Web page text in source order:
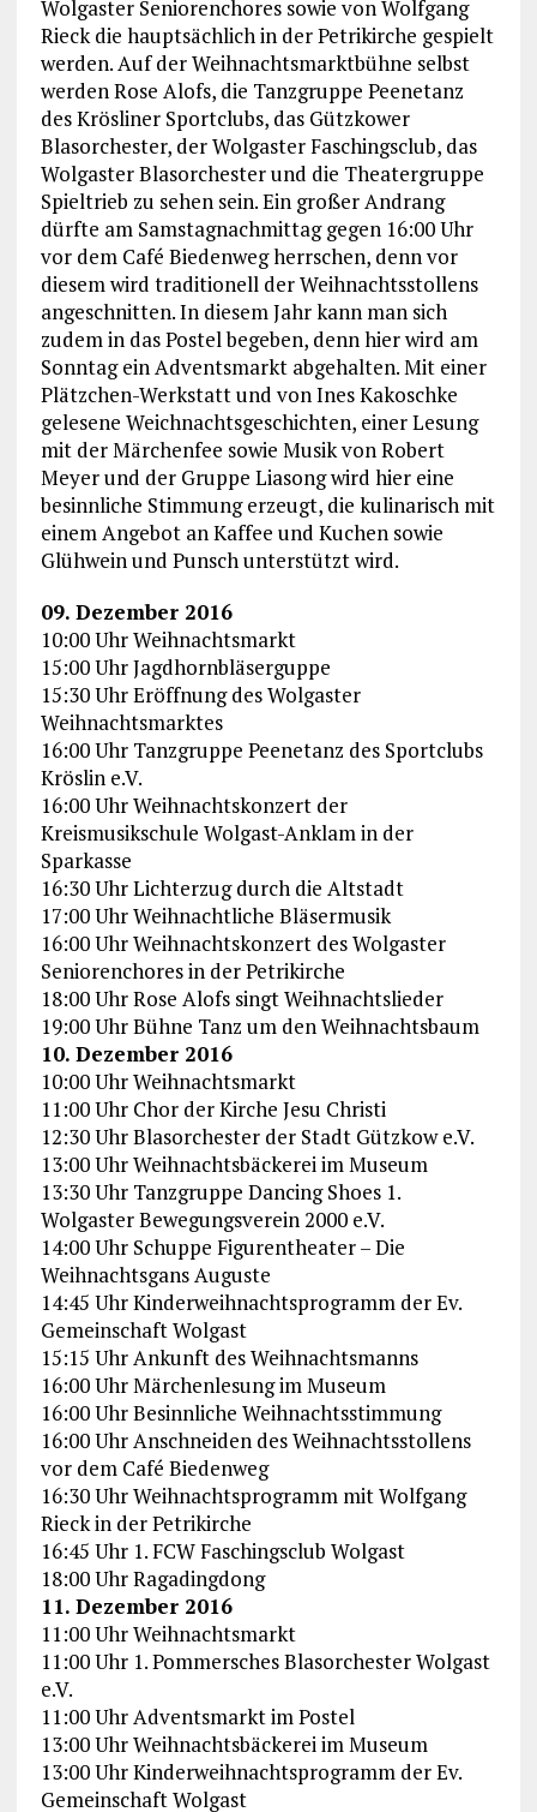
Wolgaster Seniorenchores sowie von Wolfgang
Rieck die hauptsächlich in der Petrikirche gespielt
werden. Auf der Weihnachtsmarktbühne selbst
werden Rose Alofs, die Tanzgruppe Peenetanz
des Krösliner Sportclubs, das Gützkower
Blasorchester, der Wolgaster Faschingsclub, das
Wolgaster Blasorchester und die Theatergruppe
Spieltrieb zu sehen sein. Ein großer Andrang
dürfte am Samstagnachmittag gegen 16:00 Uhr
vor dem Café Biedenweg herrschen, denn vor
diesem wird traditionell der Weihnachtsstollens
angeschnitten. In diesem Jahr kann man sich
zudem in das Postel begeben, denn hier wird am
Sonntag ein Adventsmarkt abgehalten. Mit einer
Plätzchen-Werkstatt und von Ines Kakoschke
gelesene Weichnachtsgeschichten, einer Lesung
mit der Märchenfee sowie Musik von Robert
Meyer und der Gruppe Liasong wird hier eine
besinnliche Stimmung erzeugt, die kulinarisch mit
einem Angebot an Kaffee und Kuchen sowie
Glühwein und Punsch unterstützt wird.
09. Dezember 2016
10:00 Uhr Weihnachtsmarkt
15:00 Uhr Jagdhornbläserguppe
15:30 Uhr Eröffnung des Wolgaster
Weihnachtsmarktes
16:00 Uhr Tanzgruppe Peenetanz des Sportclubs
Kröslin e.V.
16:00 Uhr Weihnachtskonzert der
Kreismusikschule Wolgast-Anklam in der
Sparkasse
16:30 Uhr Lichterzug durch die Altstadt
17:00 Uhr Weihnachtliche Bläsermusik
16:00 Uhr Weihnachtskonzert des Wolgaster
Seniorenchores in der Petrikirche
18:00 Uhr Rose Alofs singt Weihnachtslieder
19:00 Uhr Bühne Tanz um den Weihnachtsbaum
10. Dezember 2016
10:00 Uhr Weihnachtsmarkt
11:00 Uhr Chor der Kirche Jesu Christi
12:30 Uhr Blasorchester der Stadt Gützkow e.V.
13:00 Uhr Weihnachtsbäckerei im Museum
13:30 Uhr Tanzgruppe Dancing Shoes 1.
Wolgaster Bewegungsverein 2000 e.V.
14:00 Uhr Schuppe Figurentheater – Die
Weihnachtsgans Auguste
14:45 Uhr Kinderweihnachtsprogramm der Ev.
Gemeinschaft Wolgast
15:15 Uhr Ankunft des Weihnachtsmanns
16:00 Uhr Märchenlesung im Museum
16:00 Uhr Besinnliche Weihnachtsstimmung
16:00 Uhr Anschneiden des Weihnachtsstollens
vor dem Café Biedenweg
16:30 Uhr Weihnachtsprogramm mit Wolfgang
Rieck in der Petrikirche
16:45 Uhr 1. FCW Faschingsclub Wolgast
18:00 Uhr Ragadingdong
11. Dezember 2016
11:00 Uhr Weihnachtsmarkt
11:00 Uhr 1. Pommersches Blasorchester Wolgast
e.V.
11:00 Uhr Adventsmarkt im Postel
13:00 Uhr Weihnachtsbäckerei im Museum
13:00 Uhr Kinderweihnachtsprogramm der Ev.
Gemeinschaft Wolgast